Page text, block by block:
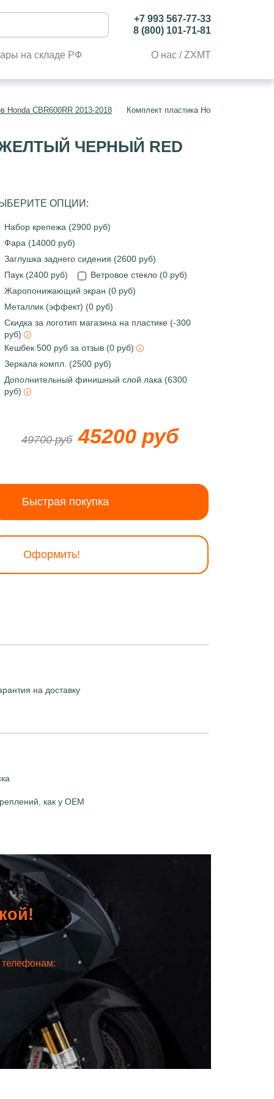
+7 993 567-77-33
8 (800) 101-71-81
на складе РФ О нас / ZXMT
Honda CBR600RR 2013-2018 Комплект пластика Honda
ЖЕЛТЫЙ ЧЕРНЫЙ RED
ОПЦИИ:
Набор крепежа (2900 руб)
Фара (14000 руб)
Заглушка заднего сидения (2600 руб)
Паук (2400 руб)
Ветровое стекло (0 руб)
Жаропонижающий экран (0 руб)
Металлик (эффект) (0 руб)
Скидка за логотип магазина на пластике (-300
руб)
Кешбек 500 руб за отзыв (0 руб)
Зеркала компл. (2500 руб)
Дополнительный финишный слой лака (6300
руб)
49700 руб 45200 руб
Быстрая покупка
Оформить!
на доставку
как у OEM
телефонам: